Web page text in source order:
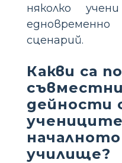
няколко
сценарий.
Какви са
дейности
училище?